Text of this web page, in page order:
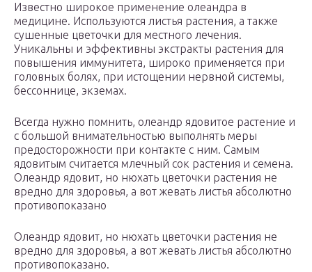
Известно широкое применение олеандра в
медицине. Используются листья растения, а также
сушенные цветочки для местного лечения.
Уникальны и эффективны экстракты растения для
повышения иммунитета, широко применяется при
головных болях, при истощении нервной системы,
бессоннице, экземах.
Всегда нужно помнить, олеандр ядовитое растение и
с большой внимательностью выполнять меры
предосторожности при контакте с ним. Самым
ядовитым считается млечный сок растения и семена.
Олеандр ядовит, но нюхать цветочки растения не
вредно для здоровья, а вот жевать листья абсолютно
противопоказано
Олеандр ядовит, но нюхать цветочки растения не
вредно для здоровья, а вот жевать листья абсолютно
противопоказано.